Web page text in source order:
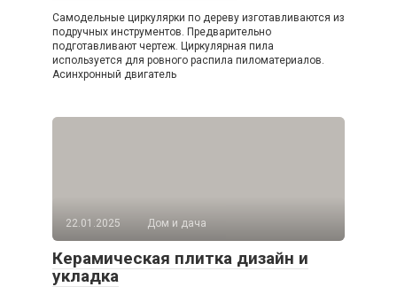
Самодельные циркулярки по дереву изготавливаются из
подручных инструментов. Предварительно
подготавливают чертеж. Циркулярная пила
используется для ровного распила пиломатериалов.
Асинхронный двигатель
22.01.2025 Дом и дача
Керамическая плитка дизайн и
укладка